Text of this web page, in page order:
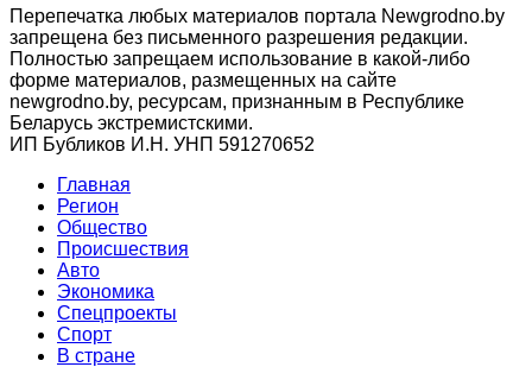
Перепечатка любых материалов портала Newgrodno.by
запрещена без письменного разрешения редакции.
Полностью запрещаем использование в какой-либо
форме материалов, размещенных на сайте
newgrodno.by, ресурсам, признанным в Республике
Беларусь экстремистскими.
ИП Бубликов И.Н. УНП 591270652
Главная
Регион
Общество
Происшествия
Авто
Экономика
Спецпроекты
Cпорт
В стране